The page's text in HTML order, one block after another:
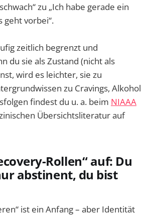
zu „Ich habe gerade ein
geht vorbei“.
zeitlich begrenzt und
du sie als Zustand (nicht als
wird es leichter, sie zu
zu Cravings, Alkohol
findest du u. a. beim NIAAA
Übersichtsliteratur auf
Rollen“ auf: Du
abstinent, du bist
ist ein Anfang – aber Identität